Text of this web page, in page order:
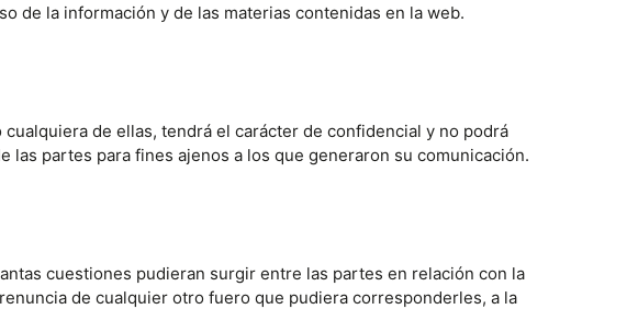
de la información y de las materias contenidas en la web.
de ellas, tendrá el carácter de confidencial y no podrá
partes para fines ajenos a los que generaron su comunicación.
cuestiones pudieran surgir entre las partes en relación con la
de cualquier otro fuero que pudiera corresponderles, a la